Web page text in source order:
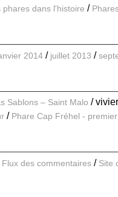
phares dans l'histoire
2014 juillet 2013
Sablons – Saint Malo
Phare Cap Fréhel -
Flux des commentaires Site